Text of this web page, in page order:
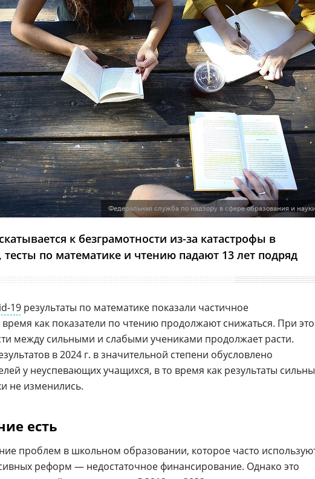
Федеральная служба по надзору в сфере образования и
к безграмотности из-за катастрофы в
тесты по математике и чтению падают 13 лет подряд
19 результаты по математике показали частичное
время как показатели по чтению продолжают снижаться. При
между сильными и слабыми учениками продолжает расти.
в 2024 г. в значительной степени обусловлено
у неуспевающих учащихся, в то время как результаты
не изменились.
есть
проблем в школьном образовании, которое часто
реформ — недостаточное финансирование. Однако это